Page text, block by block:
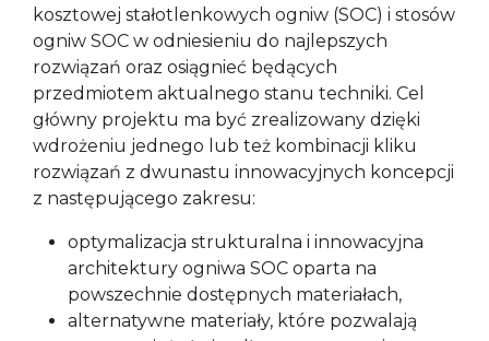
kosztowej stałotlenkowych ogniw (SOC) i stosów
ogniw SOC w odniesieniu do najlepszych
rozwiązań oraz osiągnieć będących
przedmiotem aktualnego stanu techniki. Cel
główny projektu ma być zrealizowany dzięki
wdrożeniu jednego lub też kombinacji kliku
rozwiązań z dwunastu innowacyjnych koncepcji
z następującego zakresu:
optymalizacja strukturalna i innowacyjna
architektury ogniwa SOC oparta na
powszechnie dostępnych materiałach,
alternatywne materiały, które pozwalają